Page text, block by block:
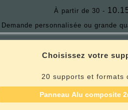
À partir de 30 -
Demande personnalisée ou grande
Choisissez votre
20 supports et formats
Panneau Alu composite